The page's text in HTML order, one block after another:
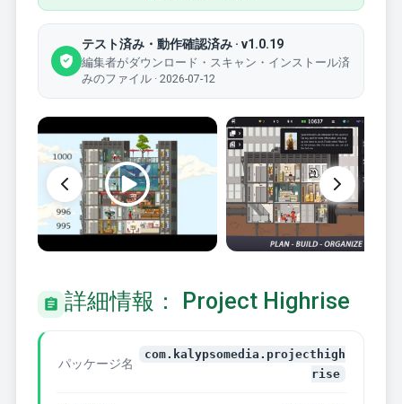
テスト済み・動作確認済み · v1.0.19
編集者がダウンロード・スキャン・インストール済
みのファイル · 2026-07-12
詳細情報： Project Highrise
パッケージ名
com.kalypsomedia.projecthigh
rise